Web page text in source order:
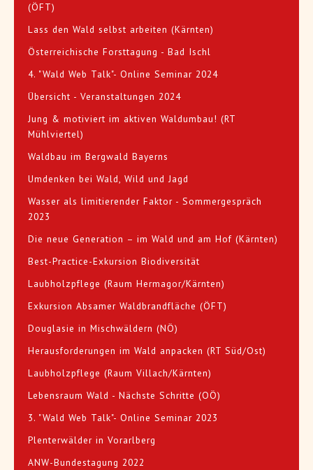
(ÖFT)
Lass den Wald selbst arbeiten (Kärnten)
Österreichische Forsttagung - Bad Ischl
4. "Wald Web Talk"- Online Seminar 2024
Übersicht - Veranstaltungen 2024
Jung & motiviert im aktiven Waldumbau! (RT
Mühlviertel)
Waldbau im Bergwald Bayerns
Umdenken bei Wald, Wild und Jagd
Wasser als limitierender Faktor - Sommergespräch
2023
Die neue Generation – im Wald und am Hof (Kärnten)
Best-Practice-Exkursion Biodiversität
Laubholzpflege (Raum Hermagor/Kärnten)
Exkursion Absamer Waldbrandfläche (ÖFT)
Douglasie in Mischwäldern (NÖ)
Herausforderungen im Wald anpacken (RT Süd/Ost)
Laubholzpflege (Raum Villach/Kärnten)
Lebensraum Wald - Nächste Schritte (OÖ)
3. "Wald Web Talk"- Online Seminar 2023
Plenterwälder in Vorarlberg
ANW-Bundestagung 2022